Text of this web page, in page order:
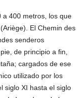
a 400 metros, los que
El Chemin des
senderos
de principio a fin,
cargados de ese
utilizado por los
siglo XI hasta el siglo